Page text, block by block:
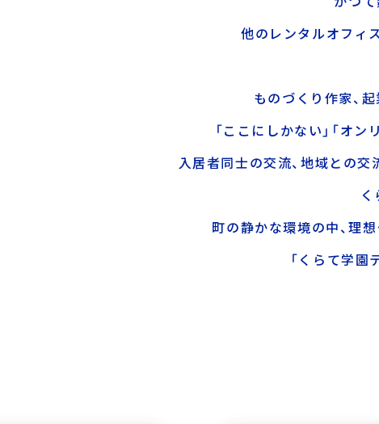
他のレンタルオフィ
ものづくり作家、
「ここにしかない」「オ
入居者同士の交流、地域との交
町の静かな環境の中、理
「くらて学園